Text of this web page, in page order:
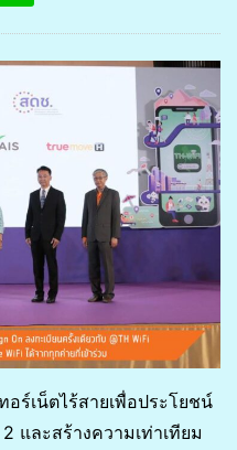
ร์เน็ตไร้สายเพื่อประโยชน์
และสร้างความเท่าเทียม